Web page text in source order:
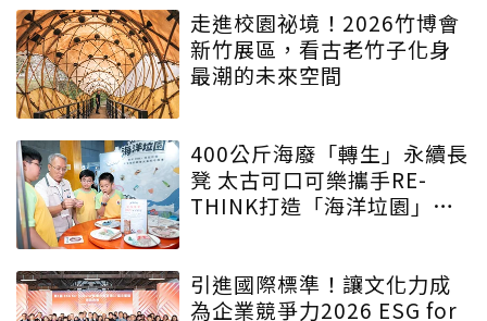
走進校園祕境！2026竹博會
新竹展區，看古老竹子化身
最潮的未來空間
400公斤海廢「轉生」永續長
凳 太古可口可樂攜手RE-
THINK打造「海洋垃園」特
引進國際標準！讓文化力成
為企業競爭力2026 ESG for